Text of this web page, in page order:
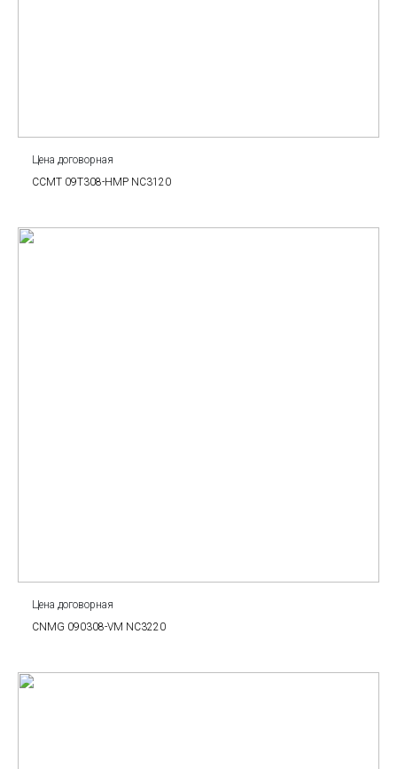
Цена договорная
CCMT 09T308-HMP NC3120
Цена договорная
CNMG 090308-VM NC3220